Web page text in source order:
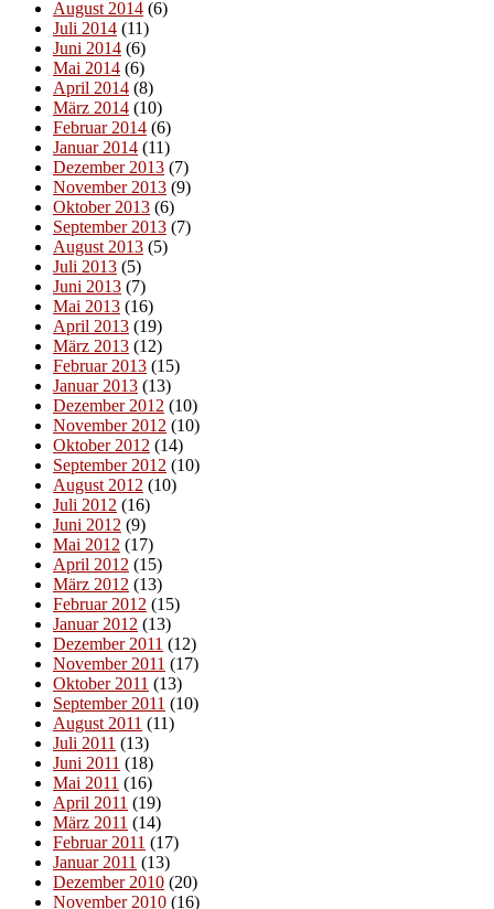
August 2014 (6)
Juli 2014 (11)
Juni 2014 (6)
Mai 2014 (6)
April 2014 (8)
März 2014 (10)
Februar 2014 (6)
Januar 2014 (11)
Dezember 2013 (7)
November 2013 (9)
Oktober 2013 (6)
September 2013 (7)
August 2013 (5)
Juli 2013 (5)
Juni 2013 (7)
Mai 2013 (16)
April 2013 (19)
März 2013 (12)
Februar 2013 (15)
Januar 2013 (13)
Dezember 2012 (10)
November 2012 (10)
Oktober 2012 (14)
September 2012 (10)
August 2012 (10)
Juli 2012 (16)
Juni 2012 (9)
Mai 2012 (17)
April 2012 (15)
März 2012 (13)
Februar 2012 (15)
Januar 2012 (13)
Dezember 2011 (12)
November 2011 (17)
Oktober 2011 (13)
September 2011 (10)
August 2011 (11)
Juli 2011 (13)
Juni 2011 (18)
Mai 2011 (16)
April 2011 (19)
März 2011 (14)
Februar 2011 (17)
Januar 2011 (13)
Dezember 2010 (20)
November 2010 (16)